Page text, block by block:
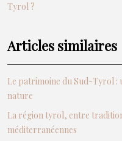
Tyrol ?
Articles similaires
Le patrimoine du Sud-Tyrol :
nature
La région tyrol, entre
méditerranéennes